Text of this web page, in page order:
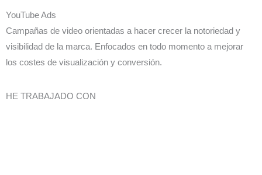
YouTube Ads
Campañas de video orientadas a hacer crecer la notoriedad y
visibilidad de la marca. Enfocados en todo momento a mejorar
los costes de visualización y conversión.
HE TRABAJADO CON